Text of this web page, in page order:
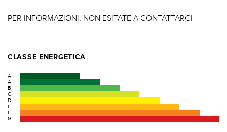
PER INFORMAZIONI, NON ESITATE A CONTATTARCI
CLASSE ENERGETICA
A+
A
B
C
D
E
F
G